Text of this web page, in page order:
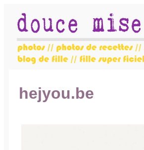
hejyou.be